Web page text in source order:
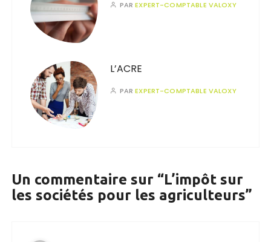
PAREXPERT-COMPTABLE VALOXY
L’ACRE
PAREXPERT-COMPTABLE VALOXY
Un commentaire sur “L’impôt sur
les sociétés pour les agriculteurs”